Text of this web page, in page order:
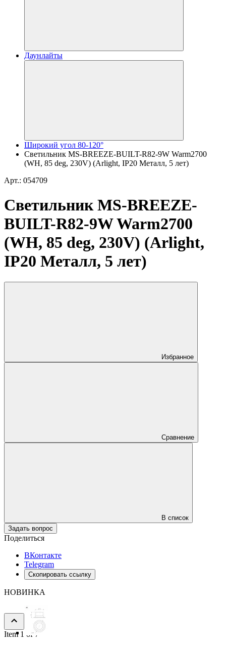
Даунлайты
Широкий угол 80-120°
Светильник MS-BREEZE-BUILT-R82-9W Warm2700
(WH, 85 deg, 230V) (Arlight, IP20 Металл, 5 лет)
Арт.: 054709
Светильник MS-BREEZE-
BUILT-R82-9W Warm2700
(WH, 85 deg, 230V) (Arlight,
IP20 Металл, 5 лет)
Избранное
Сравнение
В список
Задать вопрос
Поделиться
ВКонтакте
Telegram
Скопировать ссылку
НОВИНКА
Item 1 of 7